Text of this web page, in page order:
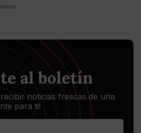
al boletín
noticias frescas de una
para ti!